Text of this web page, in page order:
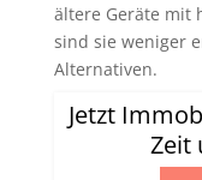
ältere Geräte mit
sind sie weniger
Alternativen.
Jetzt
Zeit